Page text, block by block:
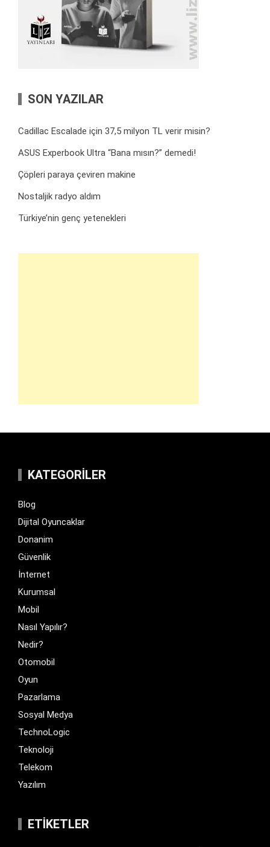
SON YAZILAR
Cadillac Escalade için 37,5 milyon TL verir misin?
ASUS Experbook Ultra “Bana mısın?” demedi!
Çöpleri paraya çeviren makine
Nostaljik radyo aldım
Türkiye’nin genç yetenekleri
KATEGORILER
Blog
Dijital Oyuncaklar
Donanim
Güvenlik
İnternet
Kurumsal
Mobil
Nasıl Yapılır?
Nedir?
Otomobil
Oyun
Pazarlama
Sosyal Medya
TechnoLogic
Teknoloji
Telekom
Yazılım
ETIKETLER